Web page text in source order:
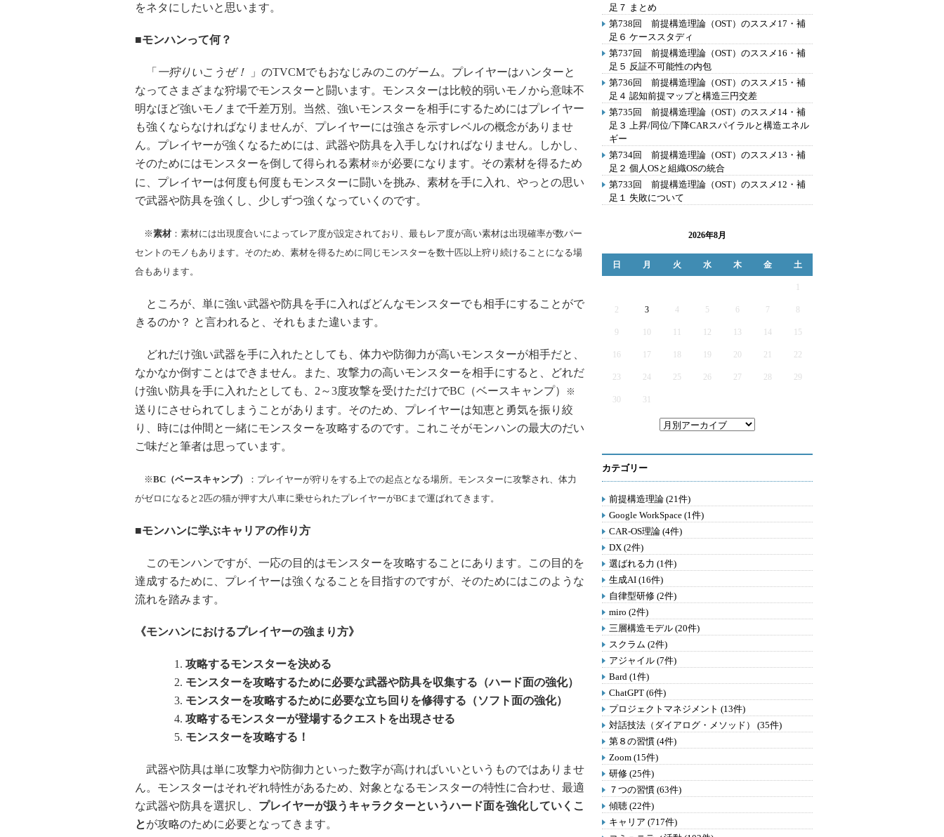
をネタにしたいと思います。
■モンハンって何？
「 一狩りいこうぜ！
」のTVCMでもおなじみのこのゲーム。プレイヤーはハンターと
なってさまざまな狩場でモンスターと闘います。モンスターは比較的弱いモノから意味不
明なほど強いモノまで千差万別。当然、強いモンスターを相手にするためにはプレイヤー
も強くならなければなりませんが、プレイヤーには強さを示すレベルの概念がありませ
ん。プレイヤーが強くなるためには、武器や防具を入手しなければなりません。しかし、
そのためにはモンスターを倒して得られる素材※ が必要になります。その素材を得るため
に、プレイヤーは何度も何度もモンスターに闘いを挑み、素材を手に入れ、やっとの思い
で武器や防具を強くし、少しずつ強くなっていくのです。
※素材 ：素材には出現度合いによってレア度が設定されており、最もレア度が高い素材は出現確率が数パー
セントのモノもあります。そのため、素材を得るために同じモンスターを数十匹以上狩り続けることになる場
合もあります。
ところが、単に強い武器や防具を手に入ればどんなモンスターでも相手にすることがで
きるのか？ と言われると、それもまた違います。
どれだけ強い武器を手に入れたとしても、体力や防御力が高いモンスターが相手だと、
なかなか倒すことはできません。また、攻撃力の高いモンスターを相手にすると、どれだ
け強い防具を手に入れたとしても、2～3度攻撃を受けただけでBC（ベースキャンプ）
※
送りにさせられてしまうことがあります。そのため、プレイヤーは知恵と勇気を振り絞
り、時には仲間と一緒にモンスターを攻略するのです。これこそがモンハンの最大のだい
ご味だと筆者は思っています。
※BC（ベースキャンプ）
：プレイヤーが狩りをする上での起点となる場所。モンスターに攻撃され、体力
がゼロになると2匹の猫が押す大八車に乗せられたプレイヤーがBCまで運ばれて きます。
■モンハンに学ぶキャリアの作り方
このモンハンですが、一応の目的はモンスターを攻略することにあります。この目的を
達成するために、プレイヤーは強くなることを目指すのですが、そのためにはこのような
流れを踏みます。
《モンハンにおけるプレイヤーの強まり方》
攻略するモンスターを決める
モンスターを攻略するために必要な武器や防具を収集する（ハード面の強化）
モンスターを攻略するために必要な立ち回りを修得する（ソフト面の強化）
攻略するモンスターが登場するクエストを出現させる
モンスターを攻略する！
武器や防具は単に攻撃力や防御力といった数字が高ければいいというものではありませ
ん。モンスターはそれぞれ特性があるため、対象となるモンスターの特性に合わせ、最適
な武器や防具を選択し、 プレイヤーが扱うキャラクターというハード面を強化していくこ
とが攻略のために必要となってきます。
足７ まとめ
第738回 前提構造理論（OST）のススメ17・補
足６ ケーススタディ
第737回 前提構造理論（OST）のススメ16・補
足５ 反証不可能性の内包
第736回 前提構造理論（OST）のススメ15・補
足４ 認知前提マップと構造三円交差
第735回 前提構造理論（OST）のススメ14・補
足３ 上昇/同位/下降CARスパイラルと構造エネル
ギー
第734回 前提構造理論（OST）のススメ13・補
足２ 個人OSと組織OSの統合
第733回 前提構造理論（OST）のススメ12・補
足１ 失敗について
2026年8月
日 月 火 水 木 金 土
2 3 4 5 6 7
9 12 13 14 15
16 17 19 20 21 22
23 24 25 26 27 28 29
30 31
カテゴリー
前提構造理論 (21件)
Google WorkSpace (1件)
CAR-OS理論 (4件)
DX (2件)
選ばれる力 (1件)
生成AI (16件)
自律型研修 (2件)
miro (2件)
三層構造モデル (20件)
スクラム (2件)
アジャイル (7件)
Bard (1件)
ChatGPT (6件)
プロジェクトマネジメント (13件)
対話技法（ダイアログ・メソッド） (35件)
第８の習慣 (4件)
Zoom (15件)
研修 (25件)
７つの習慣 (63件)
傾聴 (22件)
キャリア (717件)